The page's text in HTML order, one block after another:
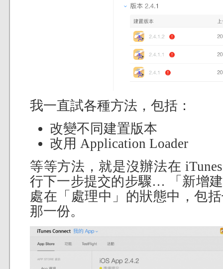
我一直試各種方法，包括：
改變不同建置版本
改用 Application Loader
等等方法，就是沒辦法在
行下一步提交的步驟… 「新增
處在「處理中」的狀態中，包
那一份。